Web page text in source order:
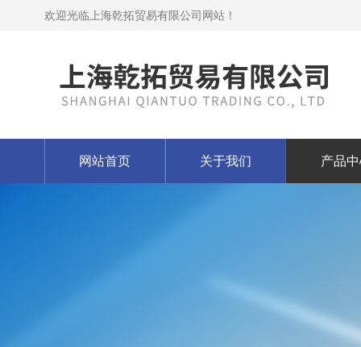
欢迎光临上海乾拓贸易有限公司网站！
网站首页 关于我们 产品